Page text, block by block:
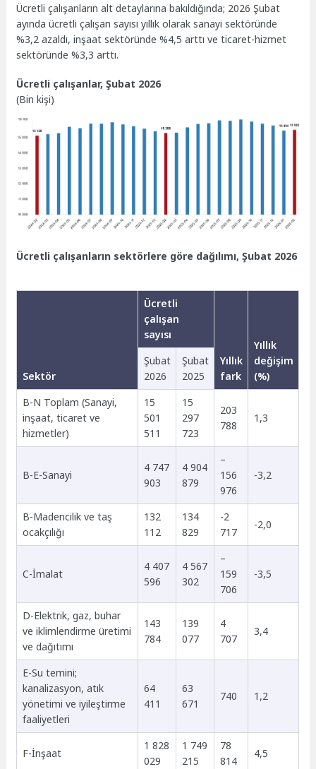
Ücretli çalışanların alt detaylarına bakıldığında; 2026 Şubat
ayında ücretli çalışan sayısı yıllık olarak sanayi sektöründe
%3,2 azaldı, inşaat sektöründe %4,5 arttı ve ticaret-hizmet
sektöründe %3,3 arttı.
Ücretli çalışanlar, Şubat 2026
(Bin kişi)
Ücretli çalışanların sektörlere göre dağılımı, Şubat 2026
Sektör
Ücretli
çalışan
sayısı
Yıllık
fark
Yıllık
değişim
(%)
Şubat
2026
Şubat
2025
B-N Toplam (Sanayi,
inşaat, ticaret ve
hizmetler)
15
501
511
15
297
723
203
788
1,3
B-E-Sanayi
4 747
903
4 904
879
–
156
976
-3,2
B-Madencilik ve taş
ocakçılığı
132
112
134
829
-2
717
-2,0
C-İmalat
4 407
596
4 567
302
–
159
706
-3,5
D-Elektrik, gaz, buhar
ve iklimlendirme üretimi
ve dağıtımı
143
784
139
077
4
707
3,4
E-Su temini;
kanalizasyon, atık
yönetimi ve iyileştirme
faaliyetleri
64
411
63
671
740 1,2
F-İnşaat
1 828
029
1 749
215
78
814
4,5